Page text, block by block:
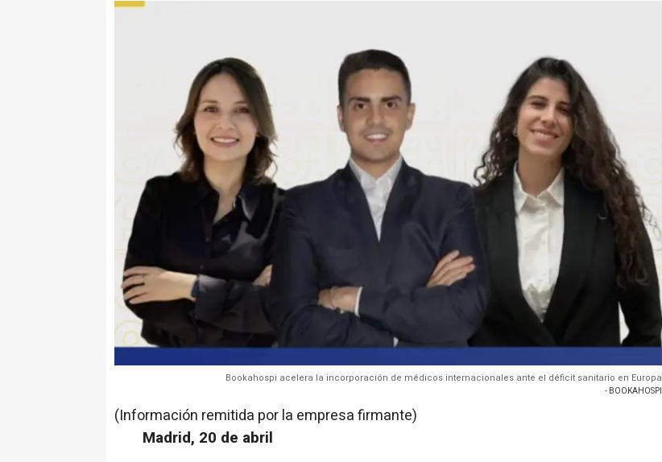
Bookahospi acelera la incorporación de médicos internacionales ante el déficit sanitario en Europa
- BOOKAHOSPI
(Información remitida por la empresa firmante)
Madrid, 20 de abril